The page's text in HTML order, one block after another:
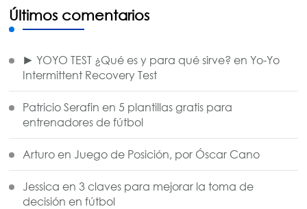
Últimos comentarios
► YOYO TEST ¿Qué es y para qué sirve? enYo-Yo
Intermittent Recovery Test
Patricio Serafin en5 plantillas gratis para
entrenadores de fútbol
Arturo en Juego de Posición, por Óscar Cano
Jessica en3 claves para mejorar la toma de
decisión en fútbol